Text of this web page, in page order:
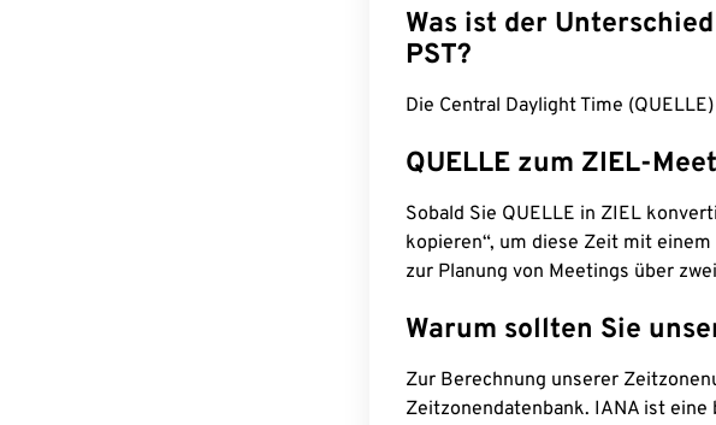
Was ist der
PST?
Die Central Daylight Time
QUELLE zum ZIEL-
Sobald Sie QUELLE in ZIEL
kopieren“, um diese Zeit mit
zur Planung von Meetings über
Warum sollten Sie
Zur Berechnung unserer
Zeitzonendatenbank. IANA ist